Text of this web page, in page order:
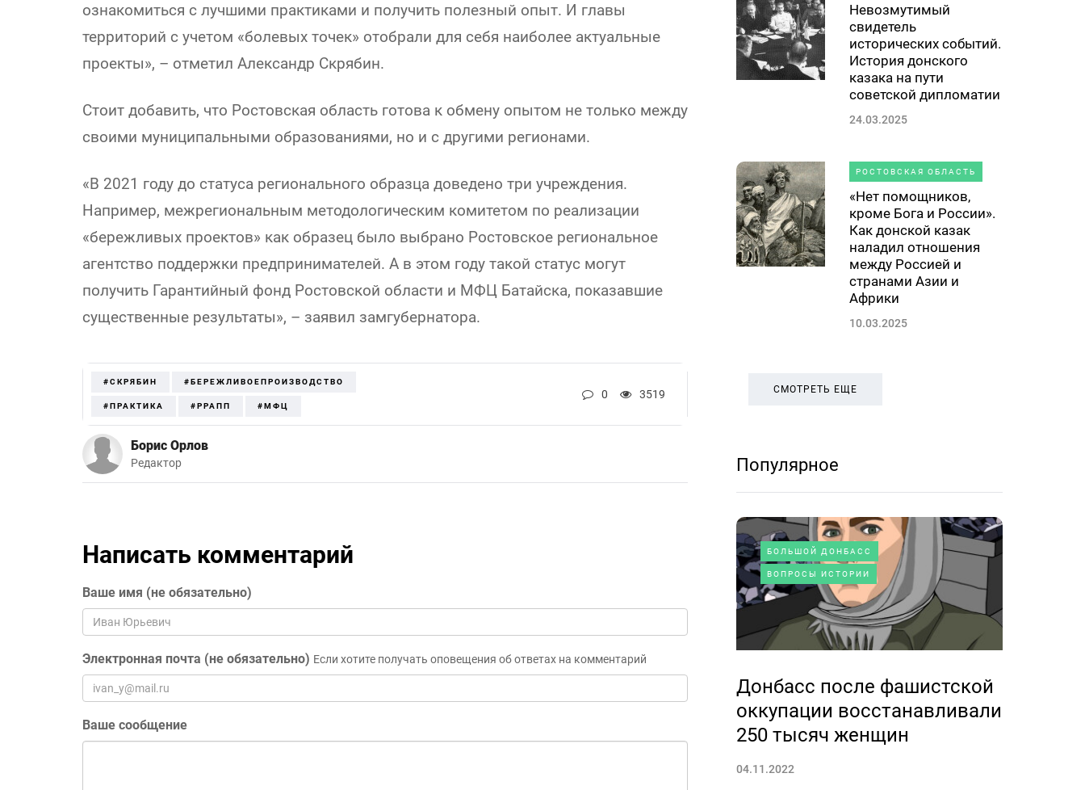
ознакомиться с лучшими практиками и получить полезный опыт. И главы
территорий с учетом «болевых точек» отобрали для себя наиболее актуальные
проекты», – отметил Александр Скрябин.
Стоит добавить, что Ростовская область готова к обмену опытом не только между
своими муниципальными образованиями, но и с другими регионами.
«В 2021 году до статуса регионального образца доведено три учреждения.
Например, межрегиональным методологическим комитетом по реализации
«бережливых проектов» как образец было выбрано Ростовское региональное
агентство поддержки предпринимателей. А в этом году такой статус могут
получить Гарантийный фонд Ростовской области и МФЦ Батайска, показавшие
существенные результаты», – заявил замгубернатора.
#СКРЯБИН #БЕРЕЖЛИВОЕПРОИЗВОДСТВО
#ПРАКТИКА #РРАПП #МФЦ
0 3519
Борис Орлов
Редактор
Написать комментарий
Ваше имя (не обязательно)
Электронная почта (не обязательно) Если хотите получать оповещения об ответах на комментарий
Ваше сообщение
Невозмутимый
свидетель
исторических событий.
История донского
казака на пути
советской дипломатии
24.03.2025
РОСТОВСКАЯ ОБЛАСТЬ
«Нет помощников,
кроме Бога и России».
Как донской казак
наладил отношения
между Россией и
странами Азии и
Африки
10.03.2025
СМОТРЕТЬ ЕЩЕ
Популярное
БОЛЬШОЙ ДОНБАСС
ВОПРОСЫ ИСТОРИИ
Донбасс после фашистской
оккупации восстанавливали
250 тысяч женщин
04.11.2022